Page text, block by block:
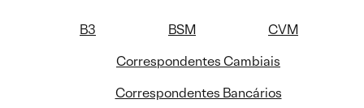
B3 BSM
CVM
Correspondentes Cambiais
Correspondentes Bancários